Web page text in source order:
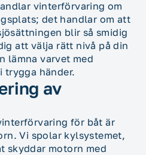
vinterförvaring om
det handlar om att
blir så smidig
att välja rätt nivå på din
lämna varvet med
trygga händer.
av
för båt är
Vi spolar kylsystemet,
skyddar motorn med